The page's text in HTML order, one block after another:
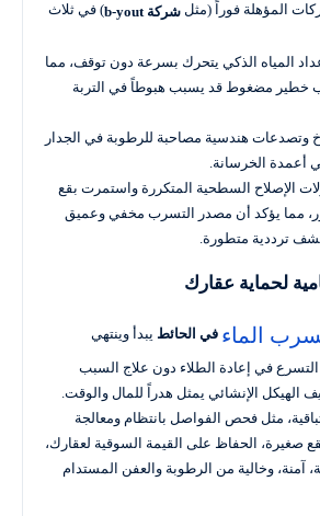
المؤهلة فوراً (مثل شركة b-yout
) في ثلاث
المياه الذكي يتحرك بسرعة دون توقف، مما
خطير مضغوط قد يسبب هبوطاً في التربة
وتصدعات هندسية مصاحبة للرطوبة في الجدار
أعمدة الخرسانة.
الإصلاح السطحية المتكررة واستمرت بقع
مما يؤكد أن مصدر التسرب مخفي وعميق
ترددية متطورة.
لحماية عقارك
الماء في الحائط يبدأ وينتهي
في إعادة الطلاء دون علاج السبب
الهيكل الإنشائي يمثل هدراً للمال والوقت.
مثل فحص الفواصل بانتظام ومعالجة
صغيرة، الحفاظ على القيمة السوقية لعقارك،
آمنة، وخالية من الرطوبة والعفن المستدام